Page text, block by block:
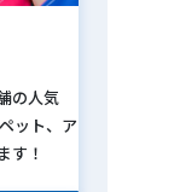
の人気
ット、ア
す！